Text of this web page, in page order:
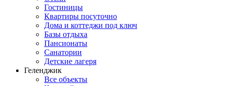
Гостиницы
Квартиры посуточно
Дома и коттеджи под ключ
Базы отдыха
Пансионаты
Санатории
Детские лагеря
Геленджик
Все объекты